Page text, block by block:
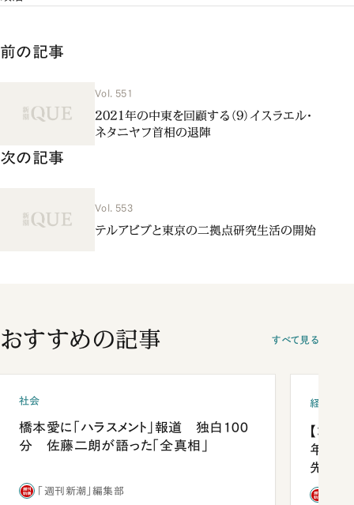
前の記事
Vol. 551
2021年の中東を回顧する（9）イスラエル・
ネタニヤフ首相の退陣
次の記事
Vol. 553
テルアビブと東京の二拠点研究生活の開始
おすすめの記事 すべて見る
社会
橋本愛に「ハラスメント」報道 独白100
分 佐藤二朗が語った「全真相」
「週刊新潮」編集部
経済・ビ
【コン
年会は
先1位